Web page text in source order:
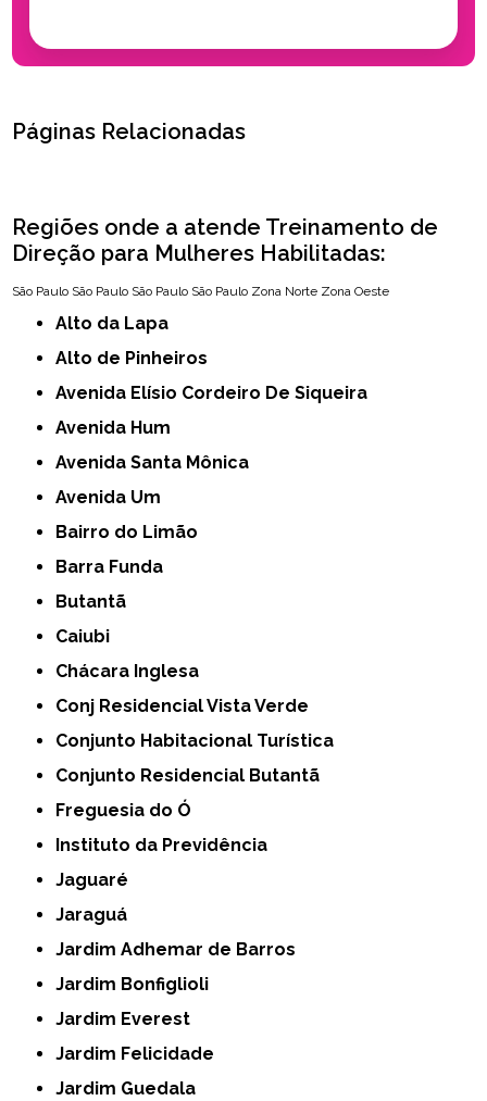
Páginas Relacionadas
Regiões onde a atende Treinamento de
Direção para Mulheres Habilitadas:
São Paulo São Paulo São Paulo São Paulo Zona Norte Zona Oeste
Alto da Lapa
Alto de Pinheiros
Avenida Elísio Cordeiro De Siqueira
Avenida Hum
Avenida Santa Mônica
Avenida Um
Bairro do Limão
Barra Funda
Butantã
Caiubi
Chácara Inglesa
Conj Residencial Vista Verde
Conjunto Habitacional Turística
Conjunto Residencial Butantã
Freguesia do Ó
Instituto da Previdência
Jaguaré
Jaraguá
Jardim Adhemar de Barros
Jardim Bonfiglioli
Jardim Everest
Jardim Felicidade
Jardim Guedala